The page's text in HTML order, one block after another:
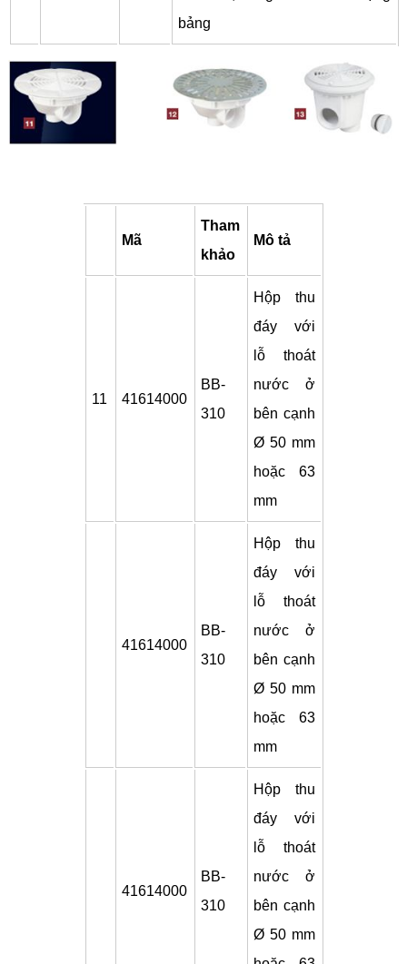
bảng
Mã
Tham
khảo
Mô tả
11 41614000
BB-
310
Hộp thu
đáy với
lỗ thoát
nước ở
bên cạnh
Ø 50 mm
hoặc 63
mm
41614000
BB-
310
Hộp thu
đáy với
lỗ thoát
nước ở
bên cạnh
Ø 50 mm
hoặc 63
mm
41614000
BB-
310
Hộp thu
đáy với
lỗ thoát
nước ở
bên cạnh
Ø 50 mm